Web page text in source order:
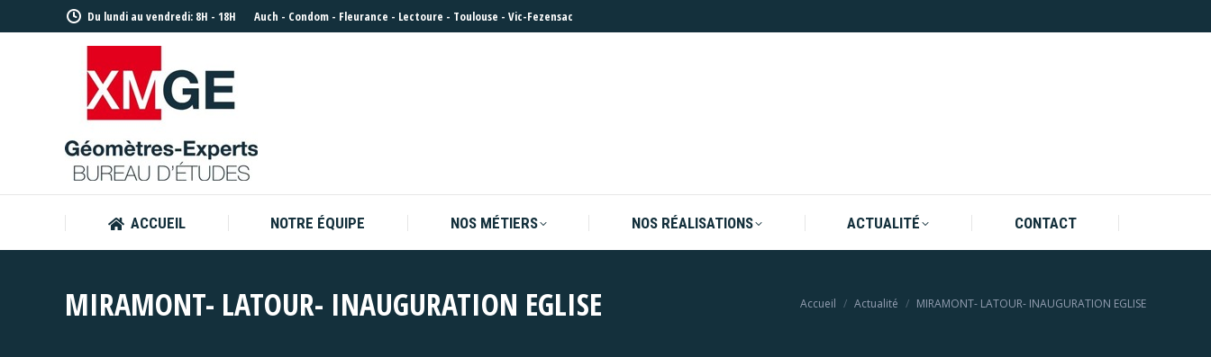
Du lundi au vendredi: 8H - 18H Auch - Condom - Fleurance - Lectoure - Toulouse - Vic-Fezensac
ACCUEIL NOTRE ÉQUIPE NOS MÉTIERS NOS RÉALISATIONS ACTUALITÉ CONTACT
MIRAMONT- LATOUR- INAUGURATION EGLISE Vous êtes ici :
Accueil Actualité MIRAMONT- LATOUR- INAUGURATION EGLISE
ACCUEIL NOTRE ÉQUIPE NOS MÉTIERS NOS RÉALISATIONS ACTUALITÉ CONTACT